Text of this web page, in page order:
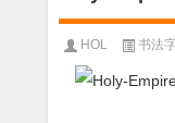
HOL 书法